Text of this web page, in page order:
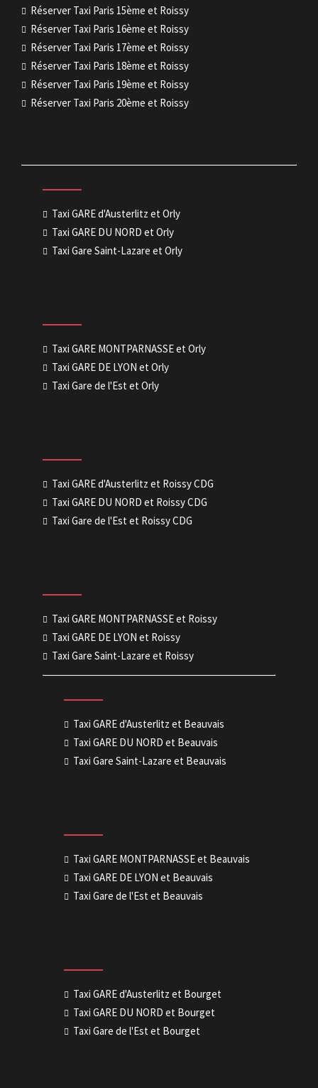
Réserver Taxi Paris 15ème et Roissy
Réserver Taxi Paris 16ème et Roissy
Réserver Taxi Paris 17ème et Roissy
Réserver Taxi Paris 18ème et Roissy
Réserver Taxi Paris 19ème et Roissy
Réserver Taxi Paris 20ème et Roissy
Taxi GARE d'Austerlitz et Orly
Taxi GARE DU NORD et Orly
Taxi Gare Saint-Lazare et Orly
Taxi GARE MONTPARNASSE et Orly
Taxi GARE DE LYON et Orly
Taxi Gare de l'Est et Orly
Taxi GARE d'Austerlitz et Roissy CDG
Taxi GARE DU NORD et Roissy CDG
Taxi Gare de l'Est et Roissy CDG
Taxi GARE MONTPARNASSE et Roissy
Taxi GARE DE LYON et Roissy
Taxi Gare Saint-Lazare et Roissy
Taxi GARE d'Austerlitz et Beauvais
Taxi GARE DU NORD et Beauvais
Taxi Gare Saint-Lazare et Beauvais
Taxi GARE MONTPARNASSE et Beauvais
Taxi GARE DE LYON et Beauvais
Taxi Gare de l'Est et Beauvais
Taxi GARE d'Austerlitz et Bourget
Taxi GARE DU NORD et Bourget
Taxi Gare de l'Est et Bourget